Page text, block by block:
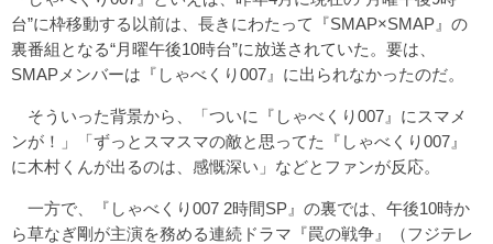
台”に枠移動する以前は、長きにわたって『SMAP×SMAP』の
裏番組となる“月曜午後10時台”に放送されていた。要は、
SMAPメンバーは『しゃべくり007』に出られなかったのだ。
そういった背景から、「ついに『しゃべくり007』にスマメ
ンが！」「ずっとスマスマの敵と思ってた『しゃべくり007』
に木村くんが出るのは、感慨深い」などとファンが反応。
一方で、『しゃべくり007 2時間SP』の裏では、午後10時か
ら草なぎ剛が主演を務める連続ドラマ『罠の戦争』（フジテレ